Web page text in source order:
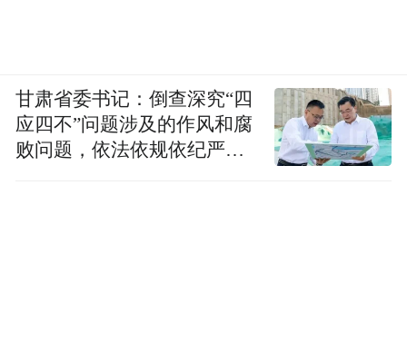
甘肃省委书记：倒查深究“四
应四不”问题涉及的作风和腐
败问题，依法依规依纪严肃